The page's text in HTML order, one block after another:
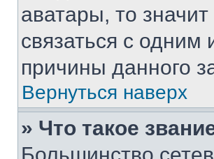
аватары, то
связаться с одним
причины данного
Вернуться наверх
» Что такое